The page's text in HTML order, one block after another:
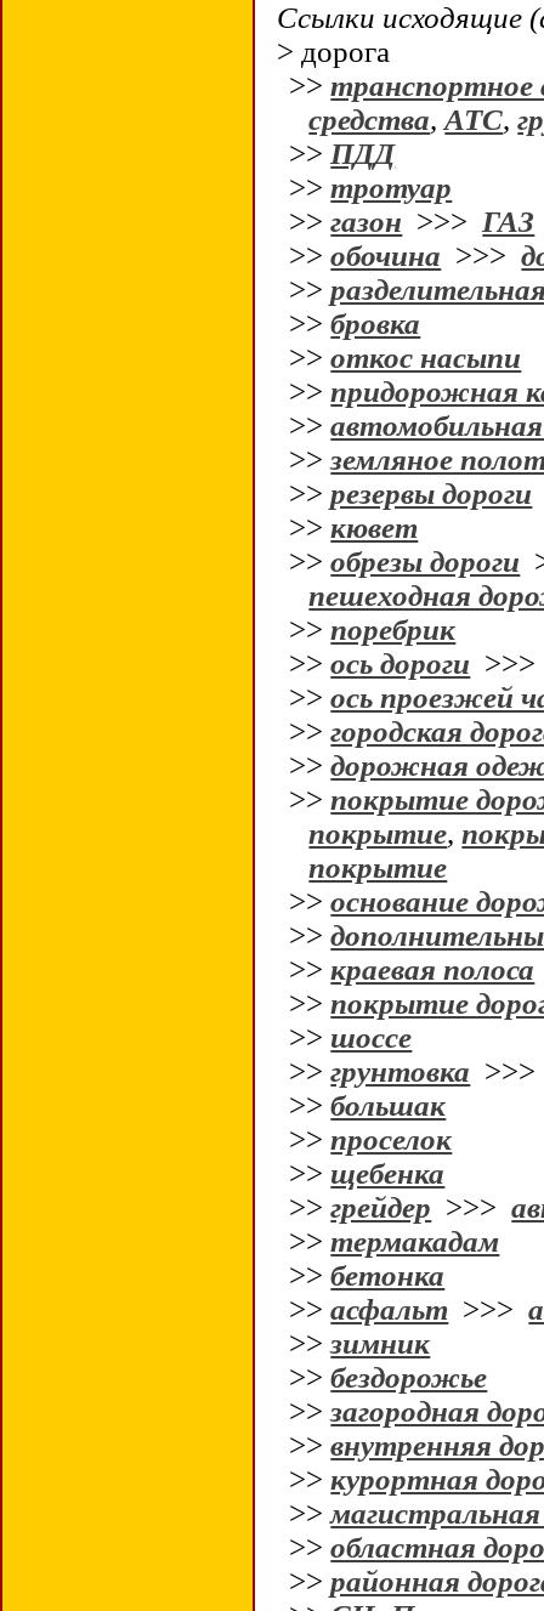
Ссылки исходящие
> дорога
>>транспортное
средства,АТС,
>> ПДД
>>тротуар
>>газон >>> ГАЗ
>>обочина >>>
>>
>>бровка
>>откос насыпи
>>придорожная
>>
>>земляное
>>резервы дороги
>>кювет
>>обрезы дороги
пешеходная
>>поребрик
>>ось дороги
>>ось проезжей
>>городская
>>дорожная
>>покрытие
покрытие,
покрытие
>>основание
>>
>>краевая полоса
>>покрытие
>> шоссе
>>грунтовка
>>большак
>>проселок
>> щебенка
>>грейдер >>>
>>термакадам
>>бетонка
>>асфальт >>>
>>зимник
>>бездорожье
>>загородная
>>внутренняя
>>курортная
>>магистральная
>>областная
>>районная